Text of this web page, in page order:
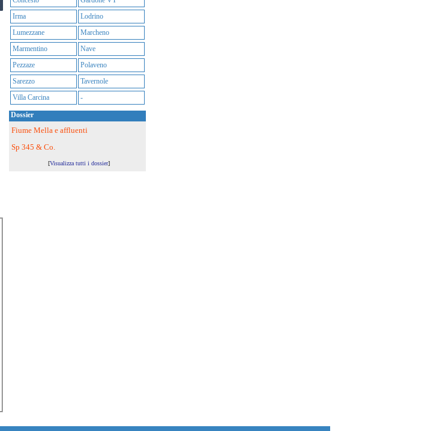
Irma
Lodrino
Lumezzane
Marcheno
Marmentino
Nave
Pezzaze
Polaveno
Sarezzo
Tavernole
Villa Carcina
-
Dossier
Fiume Mella e affluenti
Sp 345 & Co.
[Visualizza tutti i dossier]